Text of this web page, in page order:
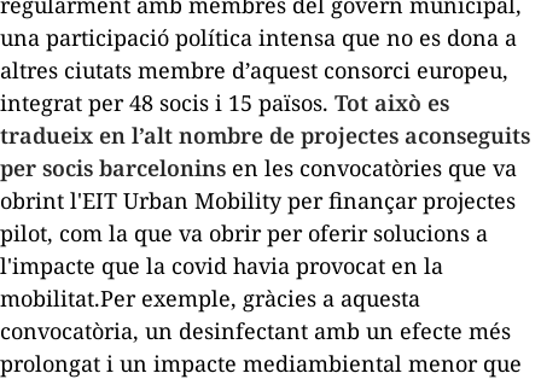
una participació política intensa que no es dona a
altres ciutats membre d’aquest consorci europeu,
integrat per 48 socis i 15 països. Tot això es
tradueix en l’alt nombre de projectes aconseguits
per socis barcelonins en les convocatòries que va
obrint l'EIT Urban Mobility per finançar projectes
pilot, com la que va obrir per oferir solucions a
l'impacte que la covid havia provocat en la
mobilitat.Per exemple, gràcies a aquesta
convocatòria, un desinfectant amb un efecte més
prolongat i un impacte mediambiental menor que